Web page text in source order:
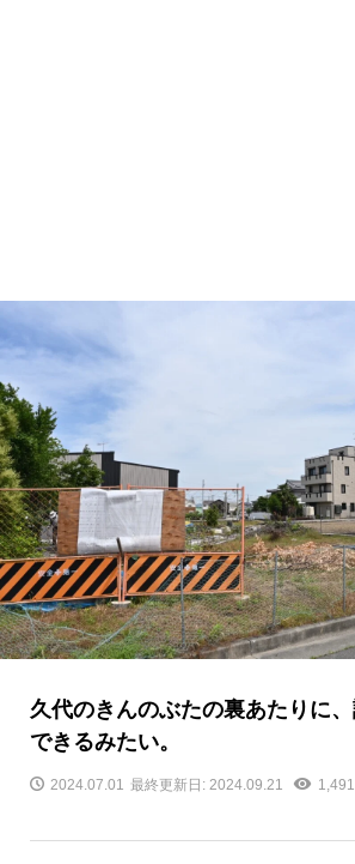
久代のきんのぶたの裏あたりに
できるみたい。
2024.07.01 最終更新日: 2024.09.21